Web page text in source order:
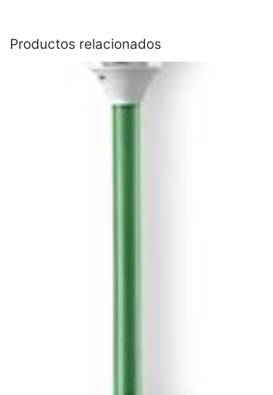
Productos relacionados